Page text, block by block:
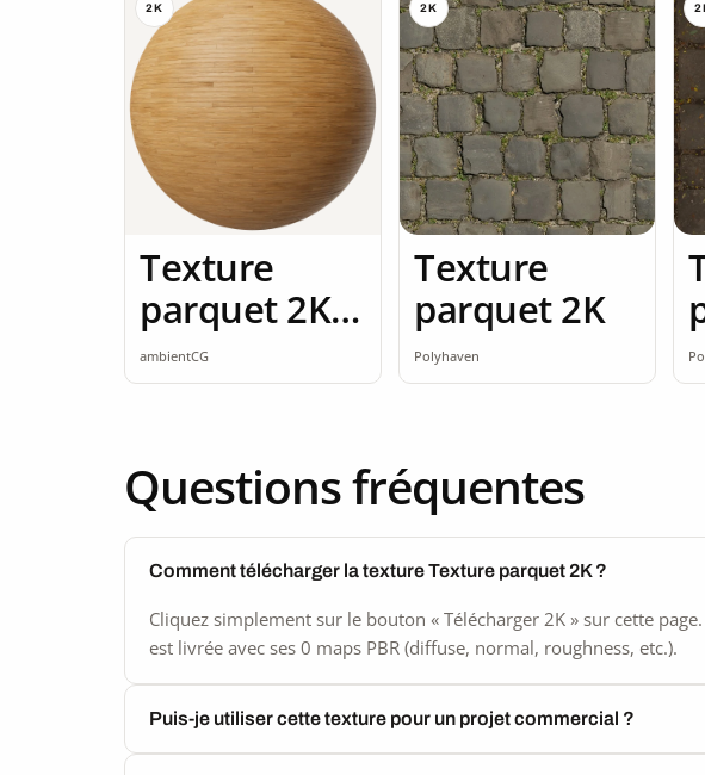
2K
Texture
parquet 2K
seamless
ambientCG
2K
Texture
parquet 2K
Polyhaven
Questions fréquentes
Comment télécharger la texture Texture parquet 2K ?
Cliquez simplement sur le bouton « Télécharger 2K » sur cette
est livrée avec ses 0 maps PBR (diffuse, normal, roughness, etc.).
Puis-je utiliser cette texture pour un projet commercial ?